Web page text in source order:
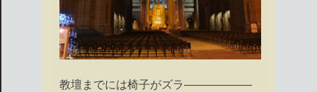
教壇までには椅子がズラ――――――